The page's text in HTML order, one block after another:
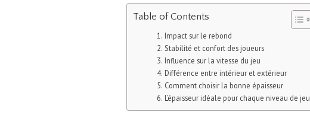
Table of Contents
Impact sur le rebond
Stabilité et confort des joueurs
Influence sur la vitesse du jeu
Différence entre intérieur et extérieur
Comment choisir la bonne épaisseur
L’épaisseur idéale pour chaque niveau de jeu